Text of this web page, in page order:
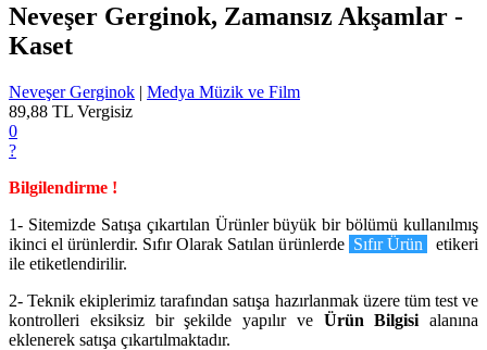
Neveşer Gerginok, Zamansız Akşamlar -
Kaset
Neveşer Gerginok | Medya Müzik ve Film
89,88 TL Vergisiz
0
?
Bilgilendirme !
1- Sitemizde Satışa çıkartılan Ürünler büyük bir bölümü kullanılmış
ikinci el ürünlerdir. Sıfır Olarak Satılan ürünlerde Sıfır Ürün
etikeri
ile etiketlendirilir.
2- Teknik ekiplerimiz tarafından satışa hazırlanmak üzere tüm test ve
kontrolleri eksiksiz bir şekilde yapılır ve Ürün Bilgisi alanına
eklenerek satışa çıkartılmaktadır.